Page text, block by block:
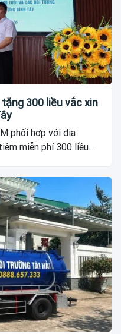
300 liều vắc xin
phối hợp với địa
miễn phí 300 liều...